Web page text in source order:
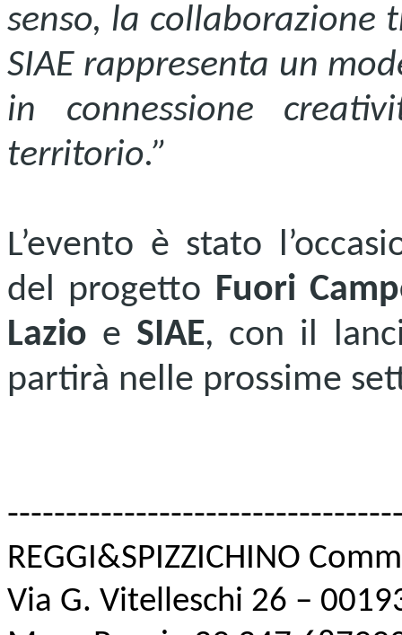
senso, la collaborazione
SIAE rappresenta un
in connessione
territorio.”
L’evento è stato
del progetto Fuori
Lazio e SIAE, con il
partirà nelle prossime
REGGI&SPIZZICHINO
Via G. Vitelleschi 26 –